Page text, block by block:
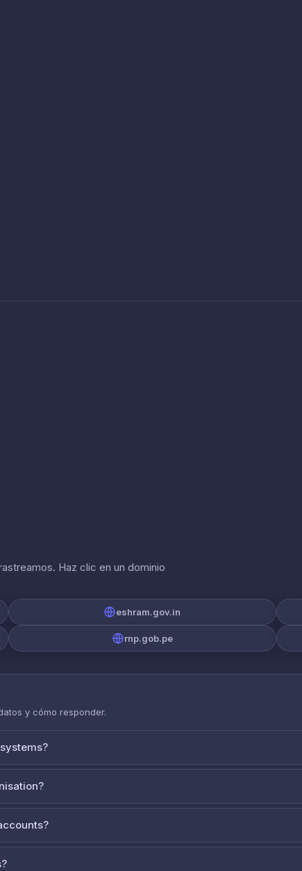
Haz clic en un dominio
eshram.gov.in
rnp.gob.pe
y cómo responder.